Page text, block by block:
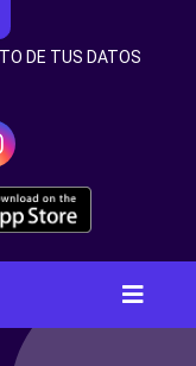
DE TUS DATOS